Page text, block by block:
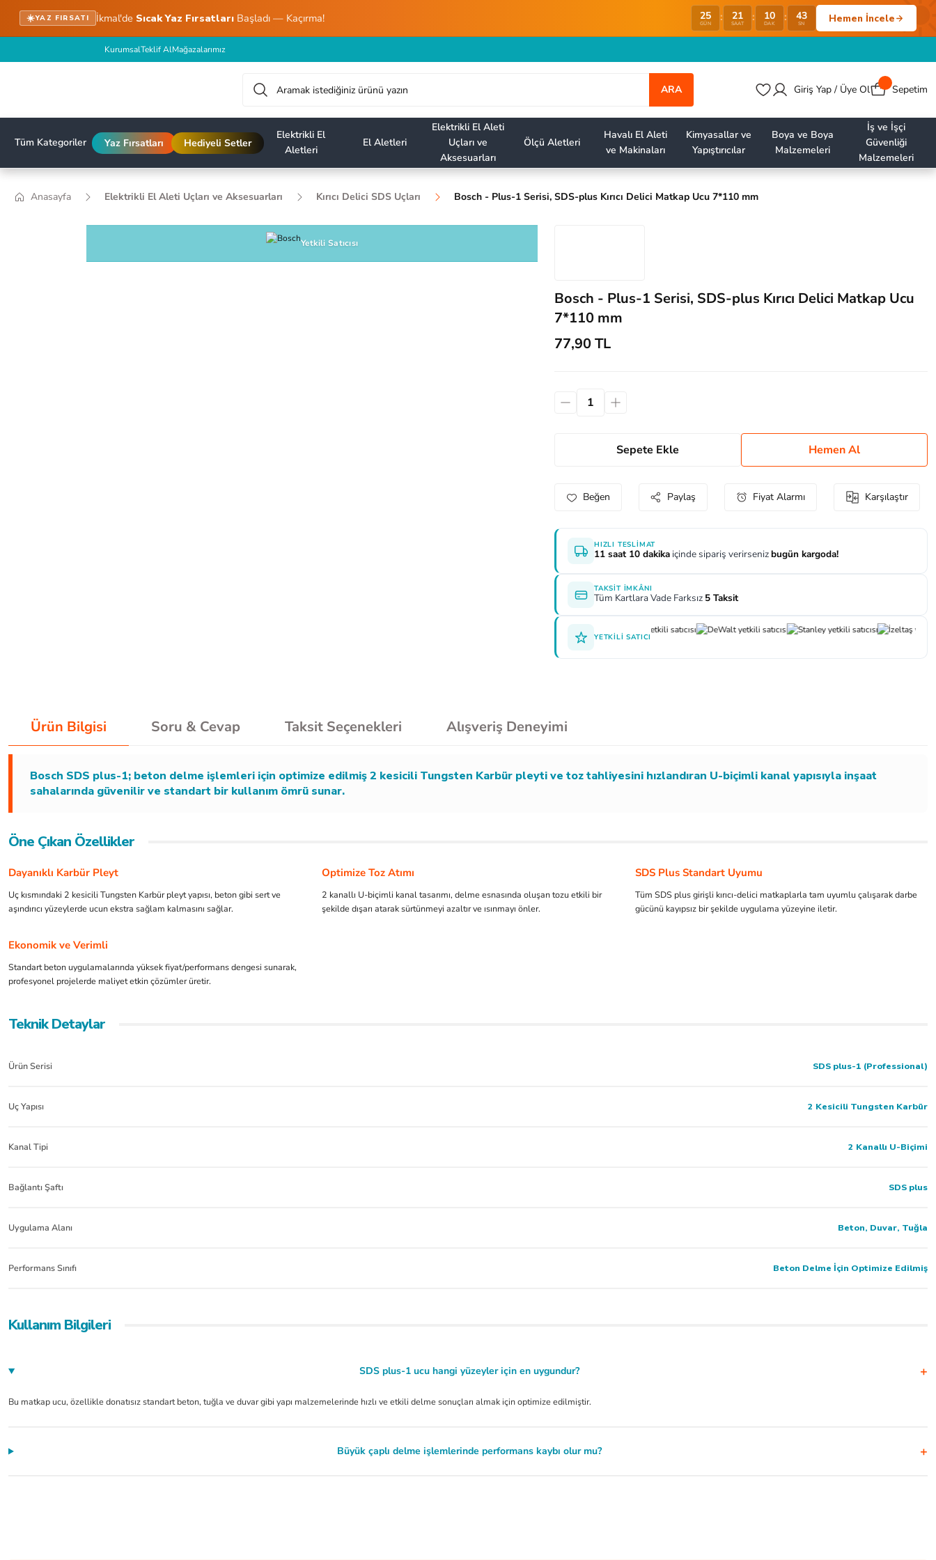
☀️YAZ FIRSATI İkmal'de Sıcak Yaz Fırsatları Başladı — Kaçırma! 25
GÜN : 21
SAAT : 10
DAK : 43
SN Hemen İncele
KurumsalTeklif AlMağazalarımız
ARA Giriş Yap / Üye Ol Sepetim
Tüm Kategoriler Yaz Fırsatları Hediyeli Setler
Elektrikli El
Aletleri
El Aletleri
Elektrikli El Aleti
Uçları ve
Aksesuarları
Ölçü Aletleri
Havalı El Aleti
ve Makinaları
Kimyasallar ve
Yapıştırıcılar
Boya ve Boya
Malzemeleri
İş ve İşçi
Güvenliği
Malzemeleri
Anasayfa Elektrikli El Aleti Uçları ve Aksesuarları Kırıcı Delici SDS Uçları Bosch - Plus-1 Serisi, SDS-plus Kırıcı Delici Matkap Ucu 7*110 mm
Yetkili Satıcısı
Bosch - Plus-1 Serisi, SDS-plus Kırıcı Delici Matkap Ucu
7*110 mm
77,90 TL
Sepete Ekle Hemen Al
Paylaş Fiyat Alarmı Karşılaştır
HIZLI TESLIMAT
11 saat 10 dakika içinde sipariş verirsenizbugün kargoda!
TAKSIT İMKÂNI
Tüm Kartlara Vade Farksız 5 Taksit
YETKILI SATICI
Ürün Bilgisi Soru & Cevap Taksit Seçenekleri Alışveriş Deneyimi
Bosch SDS plus-1; beton delme işlemleri için optimize edilmiş 2 kesicili Tungsten Karbür pleyti ve toz tahliyesini hızlandıran U-biçimli kanal yapısıyla inşaat
sahalarında güvenilir ve standart bir kullanım ömrü sunar.
Öne Çıkan Özellikler
Dayanıklı Karbür Pleyt
Uç kısmındaki 2 kesicili Tungsten Karbür pleyt yapısı, beton gibi sert ve
aşındırıcı yüzeylerde ucun ekstra sağlam kalmasını sağlar.
Optimize Toz Atımı
2 kanallı U-biçimli kanal tasarımı, delme esnasında oluşan tozu etkili bir
şekilde dışarı atarak sürtünmeyi azaltır ve ısınmayı önler.
SDS Plus Standart Uyumu
Tüm SDS plus girişli kırıcı-delici matkaplarla tam uyumlu çalışarak darbe
gücünü kayıpsız bir şekilde uygulama yüzeyine iletir.
Ekonomik ve Verimli
Standart beton uygulamalarında yüksek fiyat/performans dengesi sunarak,
profesyonel projelerde maliyet etkin çözümler üretir.
Teknik Detaylar
Ürün Serisi SDS plus-1 (Professional)
Uç Yapısı 2 Kesicili Tungsten Karbür
Kanal Tipi 2 Kanallı U-Biçimi
Bağlantı Şaftı SDS plus
Uygulama Alanı Beton, Duvar, Tuğla
Performans Sınıfı Beton Delme İçin Optimize Edilmiş
Kullanım Bilgileri
SDS plus-1 ucu hangi yüzeyler için en uygundur?
Bu matkap ucu, özellikle donatısız standart beton, tuğla ve duvar gibi yapı malzemelerinde hızlı ve etkili delme sonuçları almak için optimize edilmiştir.
Büyük çaplı delme işlemlerinde performans kaybı olur mu?
Soru Sor